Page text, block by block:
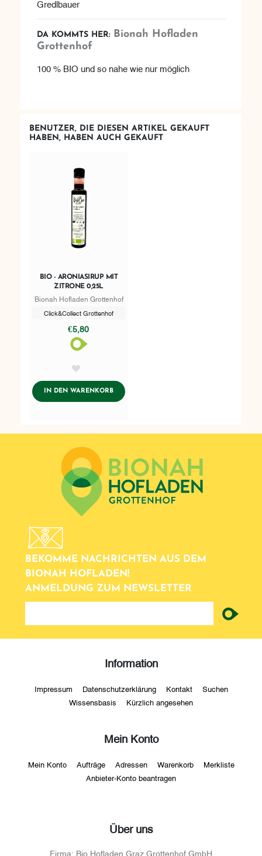
Gredlbauer
DA KOMMTS HER: Bionah Hofladen
Grottenhof
100 % BIO und so nahe wie nur möglich
BENUTZER, DIE DIESEN ARTIKEL GEKAUFT
HABEN, HABEN AUCH GEKAUFT
BIO - ARONIASIRUP MIT
ZITRONE 0,25L
Bionah Hofladen Grottenhof
Click&Collect Grottenhof
€5,80
IN DEN WARENKORBADDTOCART
BEKOMME NACHRICHTEN AUS DEM
BIONAH HOFLADEN!
ANMELDUNG ZUM NEWSLETTER
newsletter
Information
Impressum Datenschutzerklärung Kontakt Suchen
Wissensbasis Kürzlich angesehen
Mein Konto
Mein Konto Aufträge Adressen Warenkorb Merkliste
Anbieter-Konto beantragen
Über uns
Firma: Bio Hofladen Graz Grottenhof GmbH